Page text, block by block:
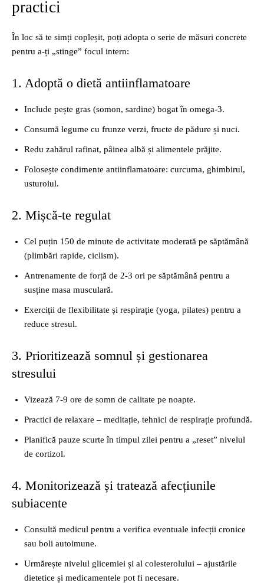
practici
În loc să te simți copleșit, poți adopta o serie de măsuri concrete
pentru a-ți „stinge” focul intern:
1. Adoptă o dietă antiinflamatoare
Include pește gras (somon, sardine) bogat în omega‑3.
Consumă legume cu frunze verzi, fructe de pădure și nuci.
Redu zahărul rafinat, pâinea albă și alimentele prăjite.
Folosește condimente antiinflamatoare: curcuma, ghimbirul,
usturoiul.
2. Mișcă-te regulat
Cel puțin 150 de minute de activitate moderată pe săptămână
(plimbări rapide, ciclism).
Antrenamente de forță de 2‑3 ori pe săptămână pentru a
susține masa musculară.
Exerciții de flexibilitate și respirație (yoga, pilates) pentru a
reduce stresul.
3. Prioritizează somnul și gestionarea
stresului
Vizează 7‑9 ore de somn de calitate pe noapte.
Practici de relaxare – meditație, tehnici de respirație profundă.
Planifică pauze scurte în timpul zilei pentru a „reset” nivelul
de cortizol.
4. Monitorizează și tratează afecțiunile
subiacente
Consultă medicul pentru a verifica eventuale infecții cronice
sau boli autoimune.
Urmărește nivelul glicemiei și al colesterolului – ajustările
dietetice și medicamentele pot fi necesare.